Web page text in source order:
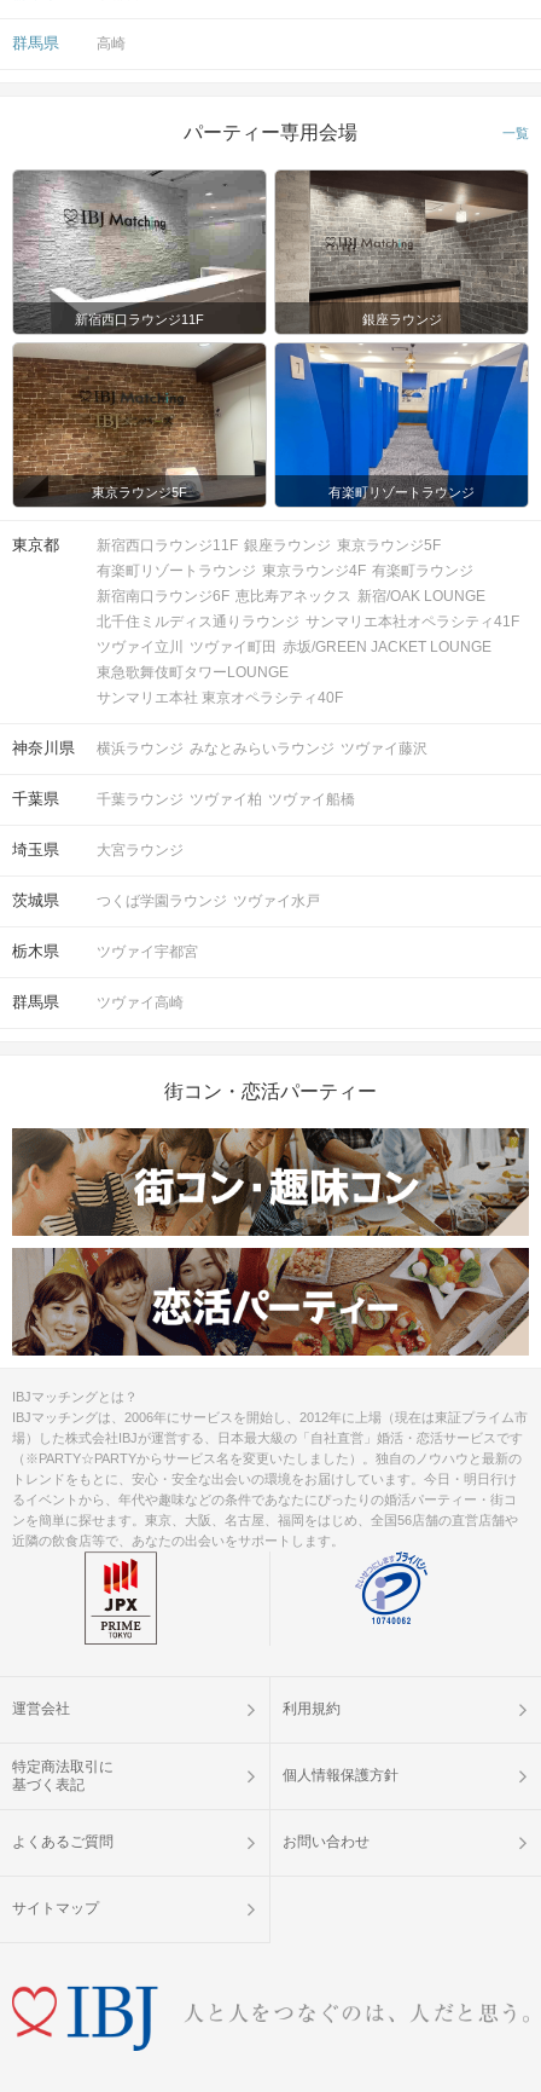
群馬県 高崎
パーティー専用会場 一覧
新宿西口ラウンジ11F 銀座ラウンジ
東京ラウンジ5F 有楽町リゾートラウンジ
東京都 新宿西口ラウンジ11F 銀座ラウンジ 東京ラウンジ5F
有楽町リゾートラウンジ 東京ラウンジ4F 有楽町ラウンジ
新宿南口ラウンジ6F 恵比寿アネックス 新宿/OAK LOUNGE
北千住ミルディス通りラウンジ サンマリエ本社オペラシティ41F
ツヴァイ立川
ツヴァイ町田 赤坂/GREEN JACKET LOUNGE
東急歌舞伎町タワーLOUNGE
サンマリエ本社 東京オペラシティ40F
神奈川県 横浜ラウンジ みなとみらいラウンジ ツヴァイ藤沢
千葉県 千葉ラウンジ ツヴァイ柏 ツヴァイ船橋
埼玉県 大宮ラウンジ
茨城県 つくば学園ラウンジ ツヴァイ水戸
栃木県 ツヴァイ宇都宮
群馬県 ツヴァイ高崎
街コン・恋活パーティー
IBJマッチングとは？
IBJマッチングは、2006年にサービスを開始し、2012年に上場（現在は東証プライム市
場）した株式会社IBJが運営する、日本最大級の「自社直営」婚活・恋活サービスです
（※PARTY☆PARTYからサービス名を変更いたしました）。独自のノウハウと最新の
トレンドをもとに、安心・安全な出会いの環境をお届けしています。今日・明日行け
るイベントから、年代や趣味などの条件であなたにぴったりの婚活パーティー・街コ
ンを簡単に探せます。東京、大阪、名古屋、福岡をはじめ、全国56店舗の直営店舗や
近隣の飲食店等で、あなたの出会いをサポートします。
運営会社 利用規約
特定商法取引に
基づく表記
個人情報保護方針
よくあるご質問 お問い合わせ
サイトマップ